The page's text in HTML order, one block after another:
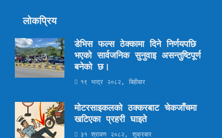
लोकप्रिय
डेभिस फल्स ठेक्कामा दिने निर्णयपछि
भएको सार्वजनिक सुनुवाइ असन्तुष्टिपूर्ण
बनेको छ।
१९ भाद्र २०८२, बिहीबार
मोटरसाइकलको ठक्करबाट चेकजाँचमा
खटिएका प्रहरी घाइते
३१ श्रावण २०८२, शुक्रबार